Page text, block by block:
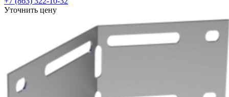
Уточнить цену